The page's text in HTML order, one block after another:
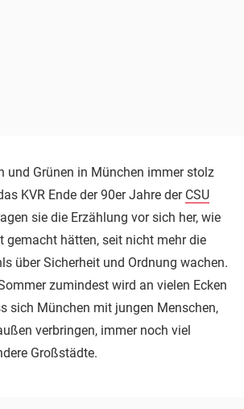
und Grünen in München immer stolz
KVR Ende der 90er Jahre der CSU
sie die Erzählung vor sich her, wie
gemacht hätten, seit nicht mehr die
über Sicherheit und Ordnung wachen.
zumindest wird an vielen Ecken
sich München mit jungen Menschen,
verbringen, immer noch viel
Großstädte.